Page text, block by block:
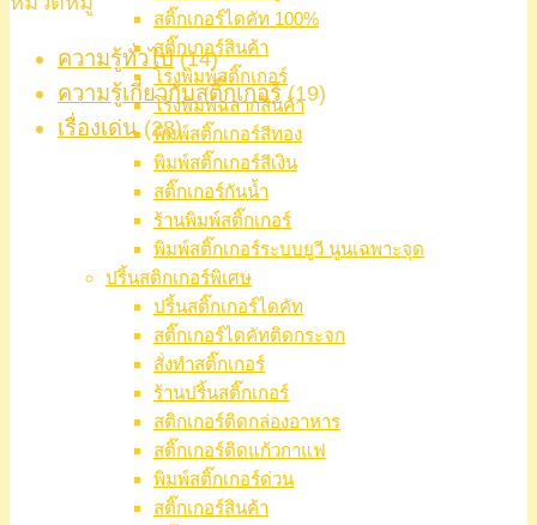
สติ๊กเกอร์ไดคัท 100%
สติ๊กเกอร์สินค้า
โรงพิมพ์สติ๊กเกอร์
โรงพิมพ์ฉลากสินค้า
พิมพ์สติ๊กเกอร์สีทอง
พิมพ์สติ๊กเกอร์สีเงิน
สติ๊กเกอร์กันน้ำ
ร้านพิมพ์สติ๊กเกอร์
พิมพ์สติ๊กเกอร์ระบบยูวี นูนเฉพาะจุด
ปริ้นสติกเกอร์พิเศษ
ปริ้นสติ๊กเกอร์ไดคัท
สติ๊กเกอร์ไดคัทติดกระจก
สั่งทำสติ๊กเกอร์
ร้านปริ้นสติ๊กเกอร์
สติกเกอร์ติดกล่องอาหาร
สติ๊กเกอร์ติดแก้วกาแฟ
พิมพ์สติ๊กเกอร์ด่วน
สติ๊กเกอร์สินค้า
ความรู้ทั่วไป(14)
ความรู้เกี่ยวกับสติ๊กเกอร์(19)
เรื่องเด่น(28)